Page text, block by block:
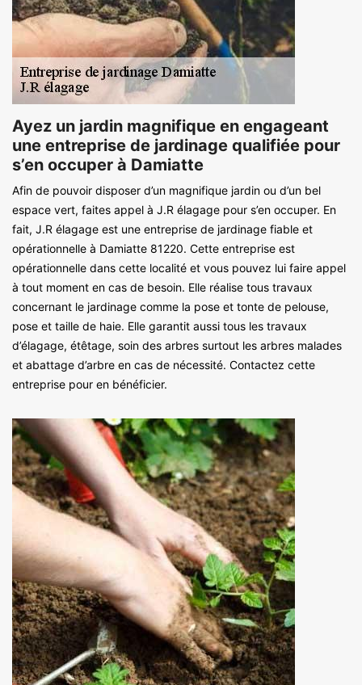
Ayez un jardin magnifique en engageant
une entreprise de jardinage qualifiée pour
s’en occuper à Damiatte
Afin de pouvoir disposer d’un magnifique jardin ou d’un bel
espace vert, faites appel à J.R élagage pour s’en occuper. En
fait, J.R élagage est une entreprise de jardinage fiable et
opérationnelle à Damiatte 81220. Cette entreprise est
opérationnelle dans cette localité et vous pouvez lui faire appel
à tout moment en cas de besoin. Elle réalise tous travaux
concernant le jardinage comme la pose et tonte de pelouse,
pose et taille de haie. Elle garantit aussi tous les travaux
d’élagage, étêtage, soin des arbres surtout les arbres malades
et abattage d’arbre en cas de nécessité. Contactez cette
entreprise pour en bénéficier.